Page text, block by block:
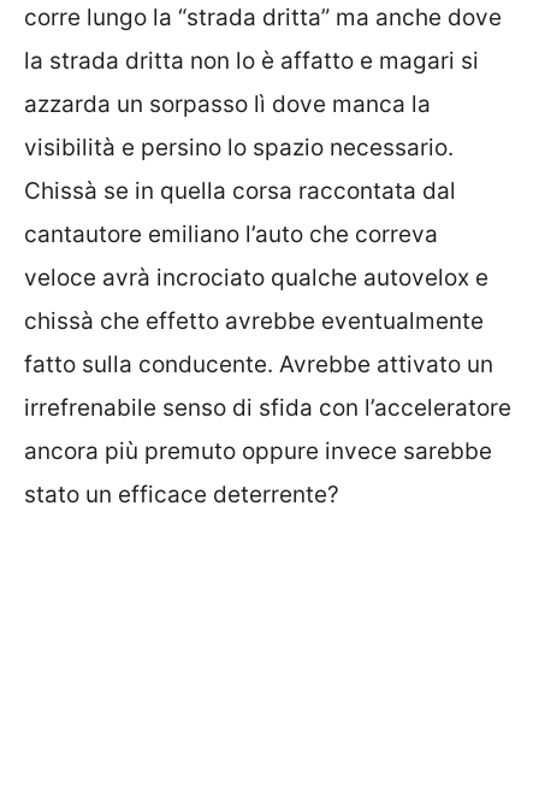
corre lungo la “strada dritta” ma anche dove
la strada dritta non lo è affatto e magari si
azzarda un sorpasso lì dove manca la
visibilità e persino lo spazio necessario.
Chissà se in quella corsa raccontata dal
cantautore emiliano l’auto che correva
veloce avrà incrociato qualche autovelox e
chissà che effetto avrebbe eventualmente
fatto sulla conducente. Avrebbe attivato un
irrefrenabile senso di sfida con l’acceleratore
ancora più premuto oppure invece sarebbe
stato un efficace deterrente?